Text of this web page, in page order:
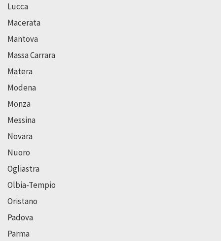
Lucca
Macerata
Mantova
Massa Carrara
Matera
Modena
Monza
Messina
Novara
Nuoro
Ogliastra
Olbia-Tempio
Oristano
Padova
Parma